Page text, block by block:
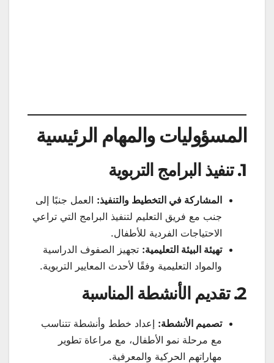
المسؤوليات والمهام الرئيسية
1. تنفيذ البرامج التربوية
المشاركة في التخطيط والتنفيذ: العمل جنبًا إلى
جنب مع فريق التعليم لتنفيذ البرامج التي تراعي
الاحتياجات الفردية للأطفال.
تهيئة البيئة التعليمية: تجهيز الصفوف الدراسية
والمواد التعليمية وفقًا لأحدث المعايير التربوية.
2. تقديم الأنشطة المناسبة
تصميم الأنشطة: إعداد خطط وأنشطة تتناسب
مع مرحلة نمو الأطفال، مع مراعاة تطوير
مهاراتهم الحركية والمعرفية.